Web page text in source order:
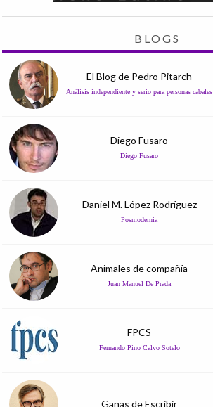
BLOGS
El Blog de Pedro Pitarch
Análisis independiente y serio para personas cabales
Diego Fusaro
Diego Fusaro
Daniel M. López Rodríguez
Posmodernia
Animales de compañía
Juan Manuel De Prada
FPCS
Fernando Pino Calvo Sotelo
Ganas de Escribir